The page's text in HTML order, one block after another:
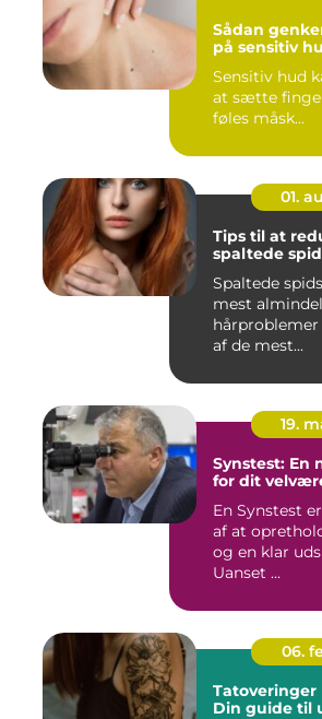
Sådan
på sensitiv
Sensitiv hud
at sætte
føles måsk...
01.
Tips til at
spaltede
Spaltede
mest
hårproblemer
af de mest...
19.
Synstest: En
for dit
En Synstest
af at
og en klar
Uanset ...
06.
Tatoveringer
Din guide til